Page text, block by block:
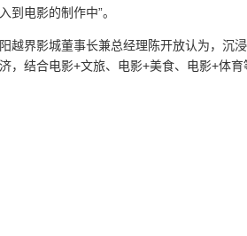
到电影的制作中”。
越界影城董事长兼总经理陈开放认为，沉
，结合电影+文旅、电影+美食、电影+体